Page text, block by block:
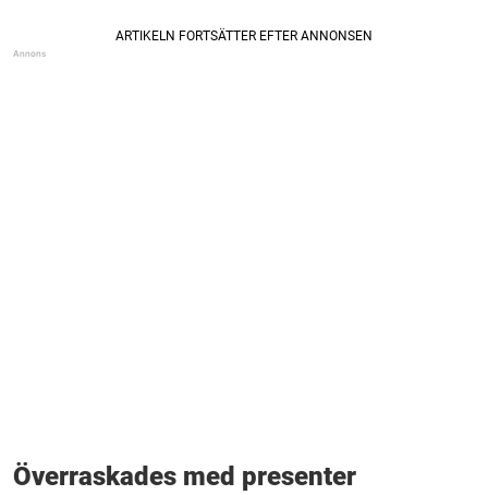
Överraskades med presenter